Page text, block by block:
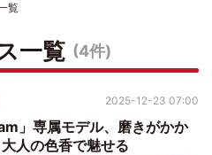
覧
一覧 (4件)
」専属モデル、磨きがかか
人の色香で魅せる
2025-12-23 07:00